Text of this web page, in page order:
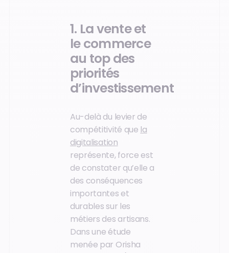
1. La vente et
le commerce
au top des
priorités
d’investissement
Au-delà du levier de
compétitivité que la
digitalisation
représente, force est
de constater qu’elle a
des conséquences
importantes et
durables sur les
métiers des artisans.
Dans une étude
menée par Orisha